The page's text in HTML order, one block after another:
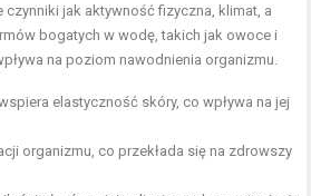
czynniki jak aktywność fizyczna, klimat, a
bogatych w wodę, takich jak owoce i
na poziom nawodnienia organizmu.
elastyczność skóry, co wpływa na jej
organizmu, co przekłada się na zdrowszy